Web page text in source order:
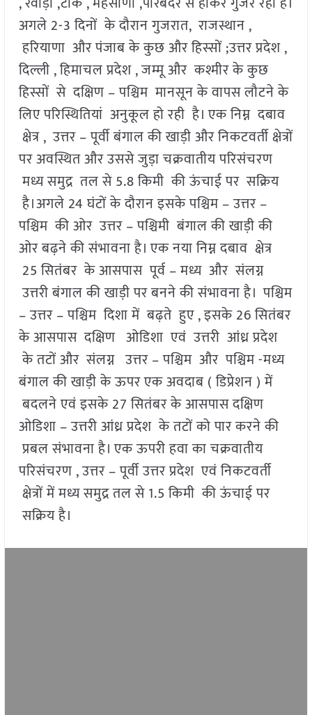
अगले 2-3 दिनों के दौरान गुजरात, राजस्थान ,
हरियाणा और पंजाब के कुछ और हिस्सों ;उत्तर प्रदेश ,
दिल्ली , हिमाचल प्रदेश , जम्मू और कश्मीर के कुछ
हिस्सों से दक्षिण – पश्चिम मानसून के वापस लौटने के
लिए परिस्थितियां अनुकूल हो रही है। एक निम्न दबाव
क्षेत्र , उत्तर – पूर्वी बंगाल की खाड़ी और निकटवर्ती क्षेत्रों
पर अवस्थित और उससे जुड़ा चक्रवातीय परिसंचरण
मध्य समुद्र तल से 5.8 किमी की ऊंचाई पर सक्रिय
है।अगले 24 घंटों के दौरान इसके पश्चिम – उत्तर –
पश्चिम की ओर उत्तर – पश्चिमी बंगाल की खाड़ी की
ओर बढ़ने की संभावना है। एक नया निम्न दबाव क्षेत्र
25 सितंबर के आसपास पूर्व – मध्य और संलग्न
उत्तरी बंगाल की खाड़ी पर बनने की संभावना है। पश्चिम
– उत्तर – पश्चिम दिशा में बढ़ते हुए , इसके 26 सितंबर
के आसपास दक्षिण ओडिशा एवं उत्तरी आंध्र प्रदेश
के तटों और संलग्न उत्तर – पश्चिम और पश्चिम -मध्य
बंगाल की खाड़ी के ऊपर एक अवदाब ( डिप्रेशन ) में
बदलने एवं इसके 27 सितंबर के आसपास दक्षिण
ओडिशा – उत्तरी आंध्र प्रदेश के तटों को पार करने की
प्रबल संभावना है। एक ऊपरी हवा का चक्रवातीय
परिसंचरण , उत्तर – पूर्वी उत्तर प्रदेश एवं निकटवर्ती
क्षेत्रों में मध्य समुद्र तल से 1.5 किमी की ऊंचाई पर
सक्रिय है।